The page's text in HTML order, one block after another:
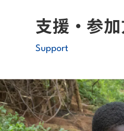
支援・参
Support